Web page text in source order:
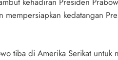
kedatangan
tiba di Amerika Serikat untuk